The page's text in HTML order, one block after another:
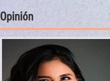
Opinión